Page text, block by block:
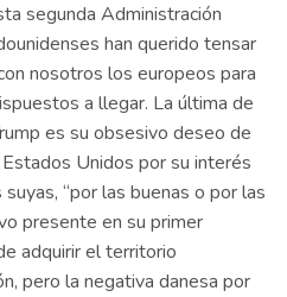
segunda Administración
han querido tensar
nosotros los europeos para
a llegar. La última de
es su obsesivo deseo de
Unidos por su interés
“por las buenas o por las
presente en su primer
adquirir el territorio
pero la negativa danesa por